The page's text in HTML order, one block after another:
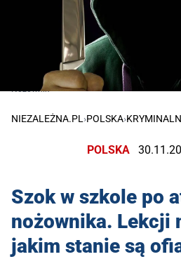
Nożownik
NIEZALEŻNA.PL ›POLSKA›
POLSKA
Szok w szkole po
nożownika. Lekcji
jakim stanie są